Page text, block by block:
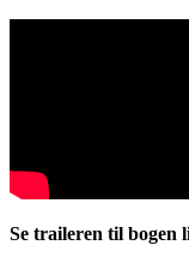
Se traileren til bogen